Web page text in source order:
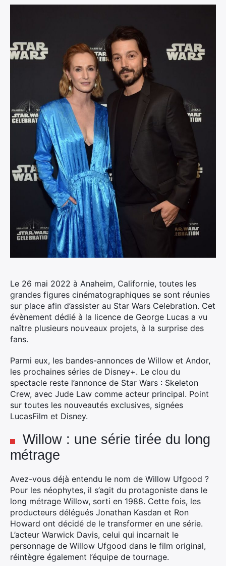
Le 26 mai 2022 à Anaheim, Californie, toutes les
grandes figures cinématographiques se sont réunies
sur place afin d’assister au Star Wars Celebration. Cet
évènement dédié à la licence de George Lucas a vu
naître plusieurs nouveaux projets, à la surprise des
fans.
Parmi eux, les bandes-annonces de Willow et Andor,
les prochaines séries de Disney+. Le clou du
spectacle reste l’annonce de Star Wars : Skeleton
Crew, avec Jude Law comme acteur principal. Point
sur toutes les nouveautés exclusives, signées
LucasFilm et Disney.
Willow : une série tirée du long
métrage
Avez-vous déjà entendu le nom de Willow Ufgood ?
Pour les néophytes, il s’agit du protagoniste dans le
long métrage Willow, sorti en 1988. Cette fois, les
producteurs délégués Jonathan Kasdan et Ron
Howard ont décidé de le transformer en une série.
L’acteur Warwick Davis, celui qui incarnait le
personnage de Willow Ufgood dans le film original,
réintègre également l’équipe de tournage.